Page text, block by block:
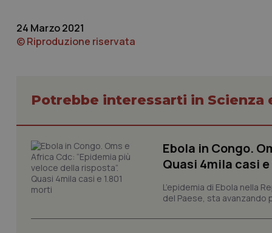
24 Marzo 2021
© Riproduzione riservata
Potrebbe interessarti in Scienza
Ebola in Congo.
Quasi 4mila casi
L’epidemia di Ebola nella
del Paese, sta avanzando